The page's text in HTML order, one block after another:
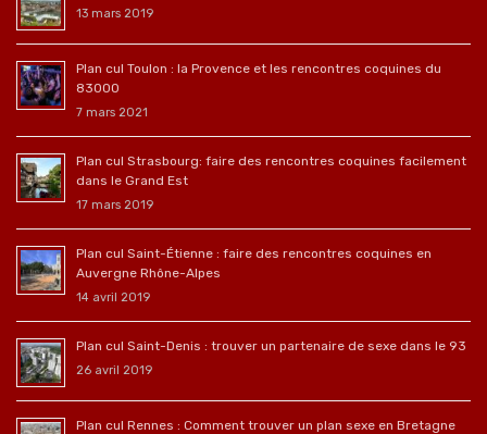
13 mars 2019
Plan cul Toulon : la Provence et les rencontres coquines du
83000
7 mars 2021
Plan cul Strasbourg: faire des rencontres coquines facilement
dans le Grand Est
17 mars 2019
Plan cul Saint-Étienne : faire des rencontres coquines en
Auvergne Rhône-Alpes
14 avril 2019
Plan cul Saint-Denis : trouver un partenaire de sexe dans le 93
26 avril 2019
Plan cul Rennes : Comment trouver un plan sexe en Bretagne